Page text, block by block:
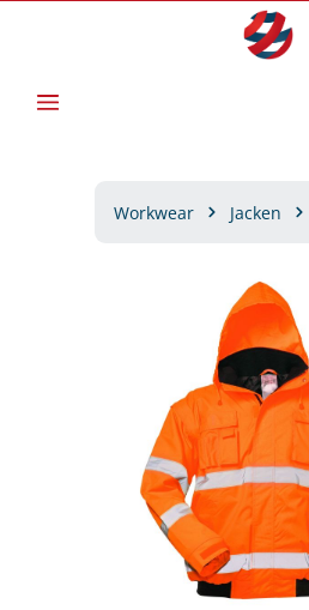
Workwear Jacken